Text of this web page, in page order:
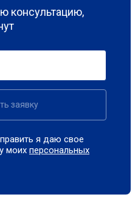
консультацию,
заявку
я даю свое
моихперсональных